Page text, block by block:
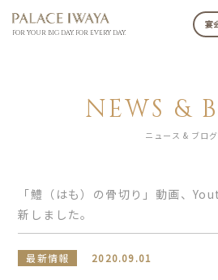
FOR YOUR BIG DAY. FOR EVERY DAY.
宴
NEWS &
ニュース & ブログ
「鱧（はも）の骨切り」動画、
新しました。
最新情報 2020.09.01